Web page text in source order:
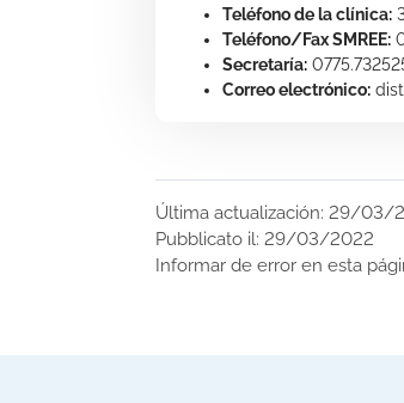
Teléfono de la clínica:
Teléfono/Fax SMREE:
Secretaría:
Correo electrónico:
Última actualización: 29/03/
Pubblicato il: 29/03/2022
Informar de error en esta